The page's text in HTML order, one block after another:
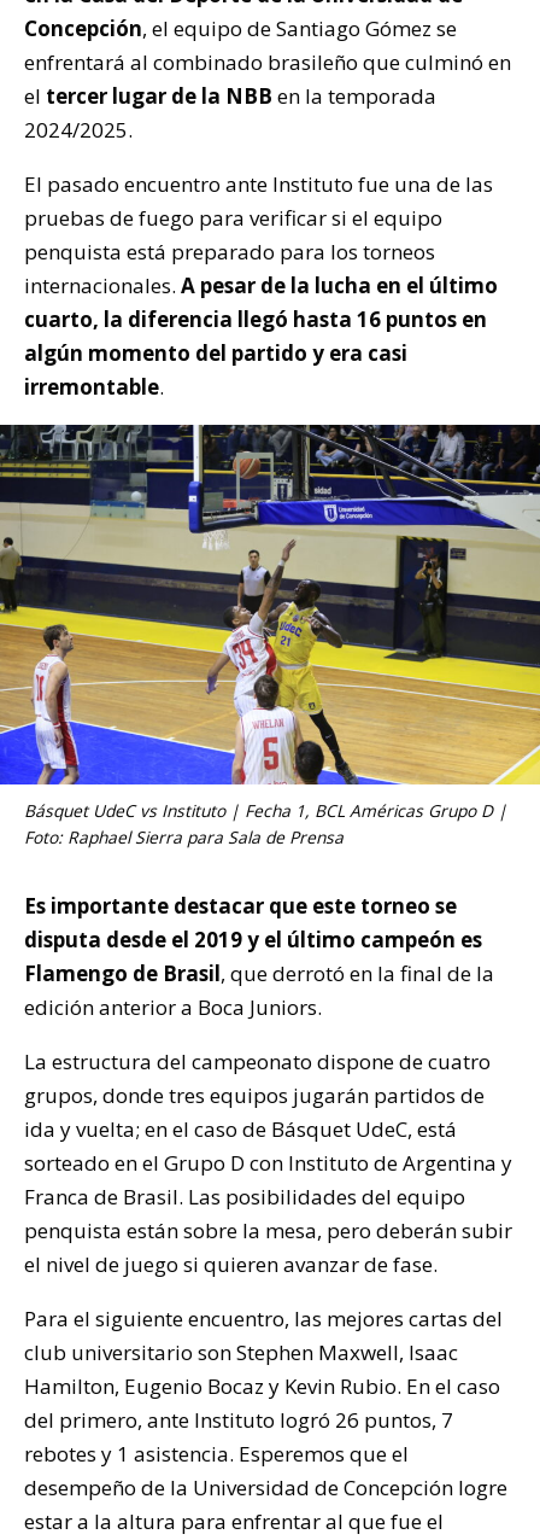
Concepción, el equipo de Santiago Gómez se
enfrentará al combinado brasileño que culminó en
el tercer lugar de la NBB en la temporada
2024/2025.
El pasado encuentro ante Instituto fue una de las
pruebas de fuego para verificar si el equipo
penquista está preparado para los torneos
internacionales. A pesar de la lucha en el último
cuarto, la diferencia llegó hasta 16 puntos en
algún momento del partido y era casi
irremontable.
Básquet UdeC vs Instituto | Fecha 1, BCL Américas Grupo D |
Foto: Raphael Sierra para Sala de Prensa
Es importante destacar que este torneo se
disputa desde el 2019 y el último campeón es
Flamengo de Brasil, que derrotó en la final de la
edición anterior a Boca Juniors.
La estructura del campeonato dispone de cuatro
grupos, donde tres equipos jugarán partidos de
ida y vuelta; en el caso de Básquet UdeC, está
sorteado en el Grupo D con Instituto de Argentina y
Franca de Brasil. Las posibilidades del equipo
penquista están sobre la mesa, pero deberán subir
el nivel de juego si quieren avanzar de fase.
Para el siguiente encuentro, las mejores cartas del
club universitario son Stephen Maxwell, Isaac
Hamilton, Eugenio Bocaz y Kevin Rubio. En el caso
del primero, ante Instituto logró 26 puntos, 7
rebotes y 1 asistencia. Esperemos que el
desempeño de la Universidad de Concepción logre
estar a la altura para enfrentar al que fue el